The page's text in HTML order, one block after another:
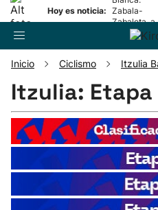
Hoy es noticia: Zabala-
Zabaleta, a
la final
Fútbol
Pelota
Inicio Ciclismo Itzulia
Itzulia: Etapa